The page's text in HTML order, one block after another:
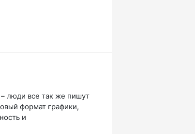
люди все так же пишут
формат графики,
и